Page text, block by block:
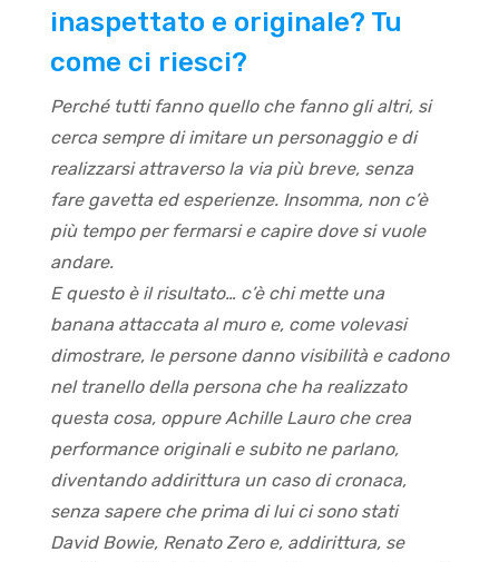
inaspettato e originale? Tu
come ci riesci?
Perché tutti fanno quello che fanno gli altri, si
cerca sempre di imitare un personaggio e di
realizzarsi attraverso la via più breve, senza
fare gavetta ed esperienze. Insomma, non c’è
più tempo per fermarsi e capire dove si vuole
andare.
E questo è il risultato… c’è chi mette una
banana attaccata al muro e, come volevasi
dimostrare, le persone danno visibilità e cadono
nel tranello della persona che ha realizzato
questa cosa, oppure Achille Lauro che crea
performance originali e subito ne parlano,
diventando addirittura un caso di cronaca,
senza sapere che prima di lui ci sono stati
David Bowie, Renato Zero e, addirittura, se